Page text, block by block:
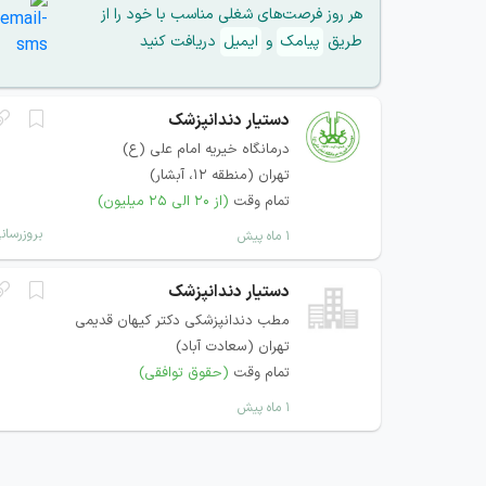
هر روز فرصت‌های شغلی مناسب با خود را از
طریق پیامک و ایمیل دریافت کنید
دستیار دندانپزشک
درمانگاه خیریه امام علی (ع)
تهران (منطقه ۱۲، آبشار)
تمام وقت (از ۲۰ الی ۲۵ میلیون)
۱ ماه پیش
دستیار دندانپزشک
مطب دندانپزشکی دکتر کیهان قدیمی
تهران (سعادت آباد)
تمام وقت (حقوق توافقی)
۱ ماه پیش